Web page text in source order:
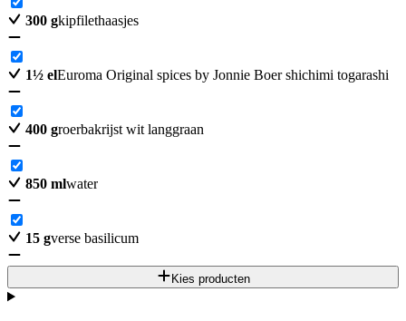
300 gkipfilethaasjes
1½ elEuroma Original spices by Jonnie Boer shichimi togarashi
400 groerbakrijst wit langgraan
850 mlwater
15 gverse basilicum
Kies producten